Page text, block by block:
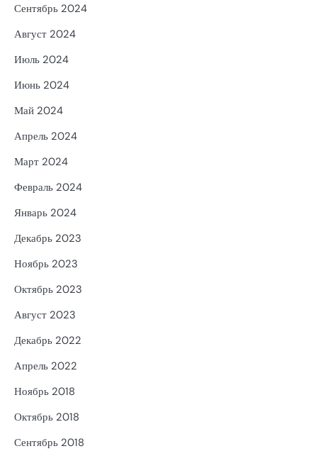
Сентябрь 2024
Август 2024
Июль 2024
Июнь 2024
Май 2024
Апрель 2024
Март 2024
Февраль 2024
Январь 2024
Декабрь 2023
Ноябрь 2023
Октябрь 2023
Август 2023
Декабрь 2022
Апрель 2022
Ноябрь 2018
Октябрь 2018
Сентябрь 2018